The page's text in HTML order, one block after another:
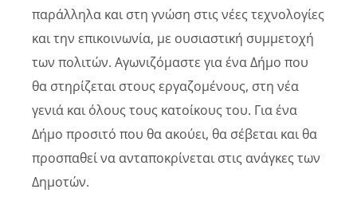
παράλληλα και στη γνώση στις νέες τεχνολογίες
και την επικοινωνία, με ουσιαστική συμμετοχή
των πολιτών. Αγωνιζόμαστε για ένα Δήμο που
θα στηρίζεται στους εργαζομένους, στη νέα
γενιά και όλους τους κατοίκους του. Για ένα
Δήμο προσιτό που θα ακούει, θα σέβεται και θα
προσπαθεί να ανταποκρίνεται στις ανάγκες των
Δημοτών.